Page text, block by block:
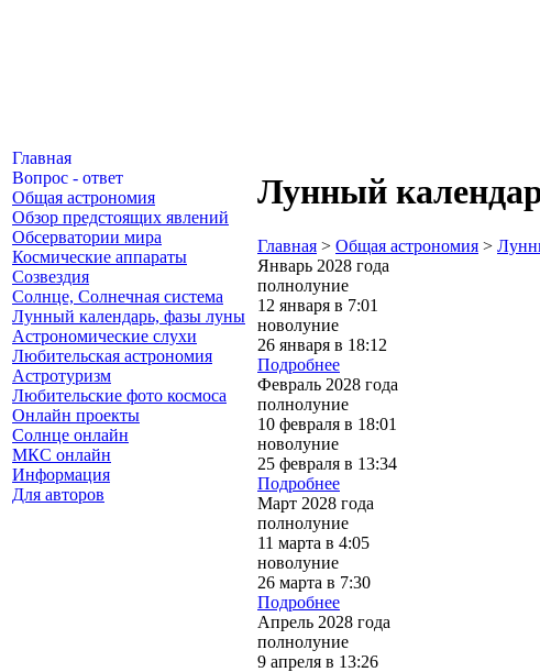
Главная
Вопрос - ответ
Общая астрономия
Обзор предстоящих явлений
Обсерватории мира
Космические аппараты
Созвездия
Солнце, Солнечная система
Лунный календарь, фазы луны
Астрономические слухи
Любительская астрономия
Астротуризм
Любительские фото космоса
Онлайн проекты
Солнце онлайн
МКС онлайн
Информация
Для авторов
Лунный
Главная > Общая астрономия >
Январь 2028 года
полнолуние
12 января в 7:01
новолуние
26 января в 18:12
Подробнее
Февраль 2028 года
полнолуние
10 февраля в 18:01
новолуние
25 февраля в 13:34
Подробнее
Март 2028 года
полнолуние
11 марта в 4:05
новолуние
26 марта в 7:30
Подробнее
Апрель 2028 года
полнолуние
9 апреля в 13:26